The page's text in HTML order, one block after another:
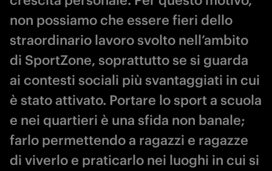
non possiamo che essere fieri dello
straordinario lavoro svolto nell’ambito
di SportZone, soprattutto se si guarda
ai contesti sociali più svantaggiati in cui
è stato attivato. Portare lo sport a scuola
e nei quartieri è una sfida non banale;
farlo permettendo a ragazzi e ragazze
di viverlo e praticarlo nei luoghi in cui si